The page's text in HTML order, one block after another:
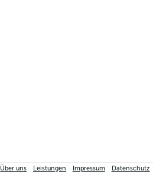
Über uns Leistungen Impressum Datenschutz